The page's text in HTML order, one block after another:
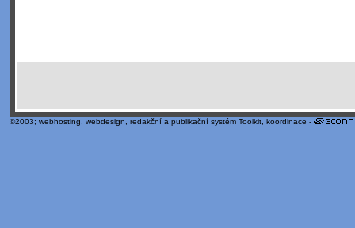
©2003; webhosting webdesign redakční a publikační systém Toolkit , koordinace -